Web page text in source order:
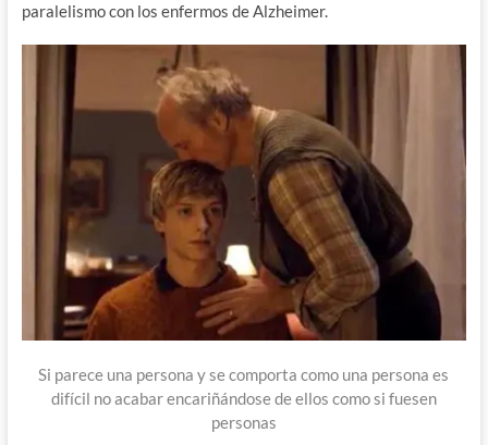
paralelismo con los enfermos de Alzheimer.
Si parece una persona y se comporta como una persona es
difícil no acabar encariñándose de ellos como si fuesen
personas